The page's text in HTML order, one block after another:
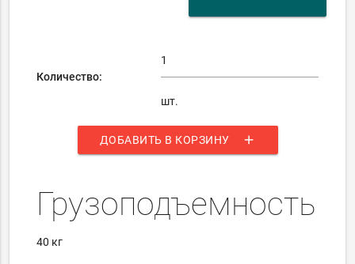
Количество:
шт.
ДОБАВИТЬ В КОРЗИНУ add
Грузоподъемность
40 кг